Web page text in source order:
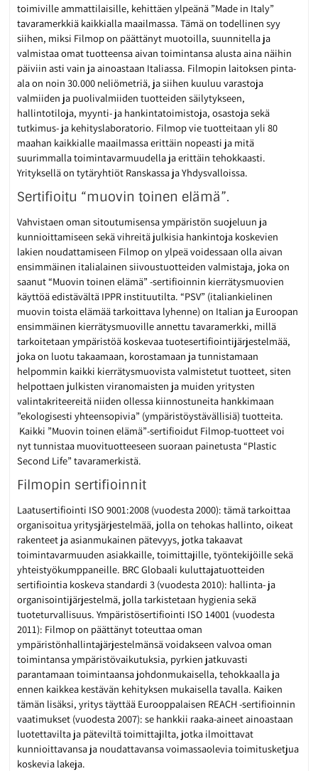
toimiville ammattilaisille, kehittäen ylpeänä ”Made in Italy”
tavaramerkkiä kaikkialla maailmassa. Tämä on todellinen syy
siihen, miksi Filmop on päättänyt muotoilla, suunnitella ja
valmistaa omat tuotteensa aivan toimintansa alusta aina näihin
päiviin asti vain ja ainoastaan Italiassa. Filmopin laitoksen pinta-
ala on noin 30.000 neliömetriä, ja siihen kuuluu varastoja
valmiiden ja puolivalmiiden tuotteiden säilytykseen,
hallintotiloja, myynti- ja hankintatoimistoja, osastoja sekä
tutkimus- ja kehityslaboratorio. Filmop vie tuotteitaan yli 80
maahan kaikkialle maailmassa erittäin nopeasti ja mitä
suurimmalla toimintavarmuudella ja erittäin tehokkaasti.
Yrityksellä on tytäryhtiöt Ranskassa ja Yhdysvalloissa.
Sertifioitu “muovin toinen elämä”.
Vahvistaen oman sitoutumisensa ympäristön suojeluun ja
kunnioittamiseen sekä vihreitä julkisia hankintoja koskevien
lakien noudattamiseen Filmop on ylpeä voidessaan olla aivan
ensimmäinen italialainen siivoustuotteiden valmistaja, joka on
saanut “Muovin toinen elämä” -sertifioinnin kierrätysmuovien
käyttöä edistävältä IPPR instituutilta. “PSV” (italiankielinen
muovin toista elämää tarkoittava lyhenne) on Italian ja Euroopan
ensimmäinen kierrätysmuoville annettu tavaramerkki, millä
tarkoitetaan ympäristöä koskevaa tuotesertifiointijärjestelmää,
joka on luotu takaamaan, korostamaan ja tunnistamaan
helpommin kaikki kierrätysmuovista valmistetut tuotteet, siten
helpottaen julkisten viranomaisten ja muiden yritysten
valintakriteereitä niiden ollessa kiinnostuneita hankkimaan
”ekologisesti yhteensopivia” (ympäristöystävällisiä) tuotteita.
Kaikki ”Muovin toinen elämä”-sertifioidut Filmop-tuotteet voi
nyt tunnistaa muovituotteeseen suoraan painetusta “Plastic
Second Life” tavaramerkistä.
Filmopin sertifioinnit
Laatusertifiointi ISO 9001:2008 (vuodesta 2000): tämä tarkoittaa
organisoitua yritysjärjestelmää, jolla on tehokas hallinto, oikeat
rakenteet ja asianmukainen pätevyys, jotka takaavat
toimintavarmuuden asiakkaille, toimittajille, työntekijöille sekä
yhteistyökumppaneille. BRC Globaali kuluttajatuotteiden
sertifiointia koskeva standardi 3 (vuodesta 2010): hallinta- ja
organisointijärjestelmä, jolla tarkistetaan hygienia sekä
tuoteturvallisuus. Ympäristösertifiointi ISO 14001 (vuodesta
2011): Filmop on päättänyt toteuttaa oman
ympäristönhallintajärjestelmänsä voidakseen valvoa oman
toimintansa ympäristövaikutuksia, pyrkien jatkuvasti
parantamaan toimintaansa johdonmukaisella, tehokkaalla ja
ennen kaikkea kestävän kehityksen mukaisella tavalla. Kaiken
tämän lisäksi, yritys täyttää Eurooppalaisen REACH -sertifioinnin
vaatimukset (vuodesta 2007): se hankkii raaka-aineet ainoastaan
luotettavilta ja päteviltä toimittajilta, jotka ilmoittavat
kunnioittavansa ja noudattavansa voimassaolevia toimitusketjua
koskevia lakeja.